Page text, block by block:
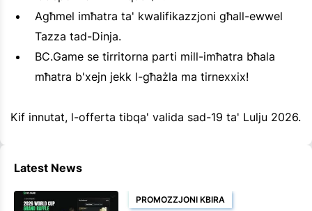
Agħmel imħatra ta' kwalifikazzjoni għall-ewwel
Tazza tad-Dinja.
BC.Game se tirritorna parti mill-imħatra bħala
mħatra b'xejn jekk l-għażla ma tirnexxix!
Kif innutat, l-offerta tibqa' valida sad-19 ta' Lulju 2026.
Latest News
PROMOZZJONI KBIRA